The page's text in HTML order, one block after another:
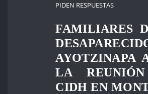
PIDEN RESPUESTAS
FAMILIARES
AYOTZINAPA
LA
CIDH EN